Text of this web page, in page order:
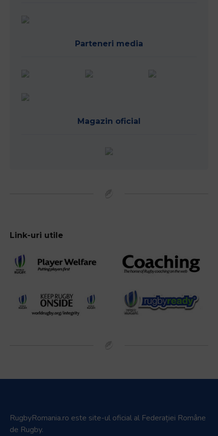
Parteneri media
Magazin oficial
Link-uri utile
RugbyRomania.ro este site-ul oficial al Federației Române
de Rugby.